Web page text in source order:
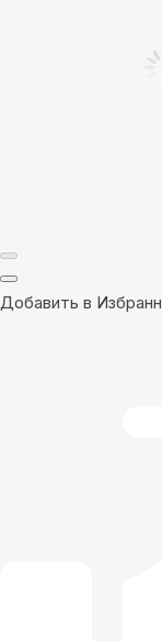
Добавить в